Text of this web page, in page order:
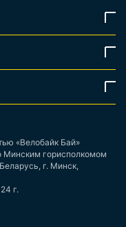
«Велобайк Бай»
Минским горисполкомом
г. Минск,
г.